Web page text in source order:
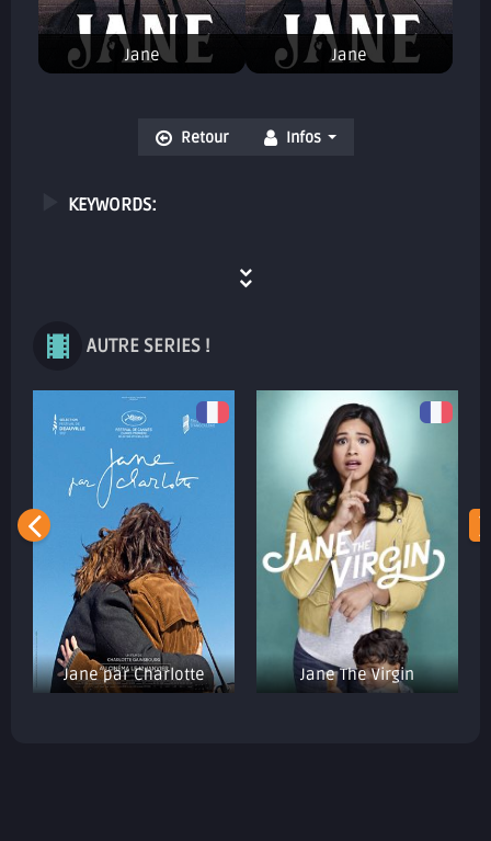
Jane Jane
Retour Infos
KEYWORDS:
AUTRE SERIES !
Jane par Charlotte Jane The Virgin